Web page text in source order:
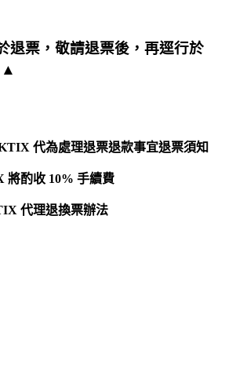
票，敬請退票後，再逕行於
代為處理退票退款事宜退票須知
將酌收 10% 手續費
代理退換票辦法